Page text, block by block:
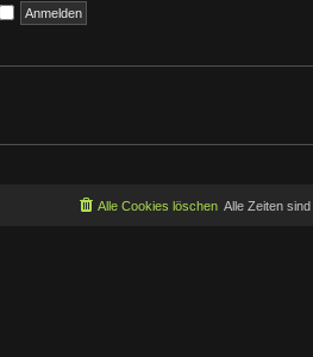
g
i
Alle Zeiten sind
Alle Cookies löschen